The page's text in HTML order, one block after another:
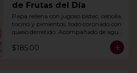
de Frutas del Día
Papa rellena con jugoso bistec, cebolla,
tocino y pimientos, todo coronado con
queso derretido. Acompañado de agua
$185.00